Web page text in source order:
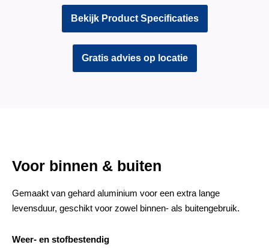
Bekijk Product Specificaties
Gratis advies op locatie
Voor binnen & buiten
Gemaakt van gehard aluminium voor een extra lange
levensduur, geschikt voor zowel binnen- als buitengebruik.
Weer- en stofbestendig